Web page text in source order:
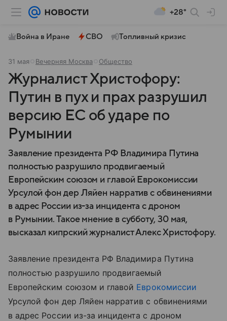
+28°
Война в Иране СВО Топливный кризис
31 мая Вечерняя Москва Общество
Журналист Христофору:
Путин в пух и прах разрушил
версию ЕС об ударе по
Румынии
Заявление президента РФ Владимира Путина
полностью разрушило продвигаемый
Европейским союзом и главой Еврокомиссии
Урсулой фон дер Ляйен нарратив с обвинениями
в адрес России из-за инцидента с дроном
в Румынии. Такое мнение в субботу, 30 мая,
высказал кипрский журналист Алекс Христофору.
Заявление президента РФ Владимира Путина
полностью разрушило продвигаемый
Европейским союзом и главой Еврокомиссии
Урсулой фон дер Ляйен нарратив с обвинениями
в адрес России из-за инцидента с дроном